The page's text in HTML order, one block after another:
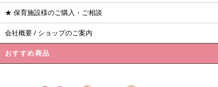
★ 保育施設様のご購入・ご相談
会社概要 / ショップのご案内
おすすめ商品